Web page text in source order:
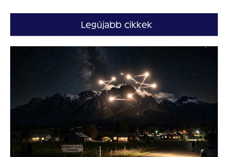
Legújabb cikkek